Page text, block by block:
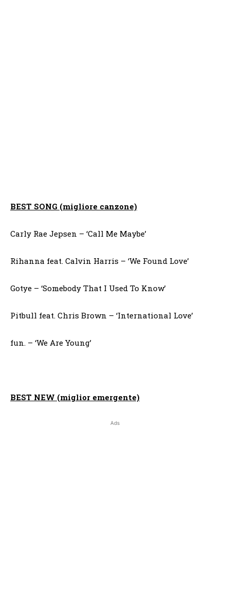
BEST SONG (migliore canzone)
Carly Rae Jepsen – ‘Call Me Maybe’
Rihanna feat. Calvin Harris – ‘We Found Love’
Gotye – ‘Somebody That I Used To Know’
Pitbull feat. Chris Brown – ‘International Love’
fun. – ‘We Are Young’
BEST NEW (miglior emergente)
Ads